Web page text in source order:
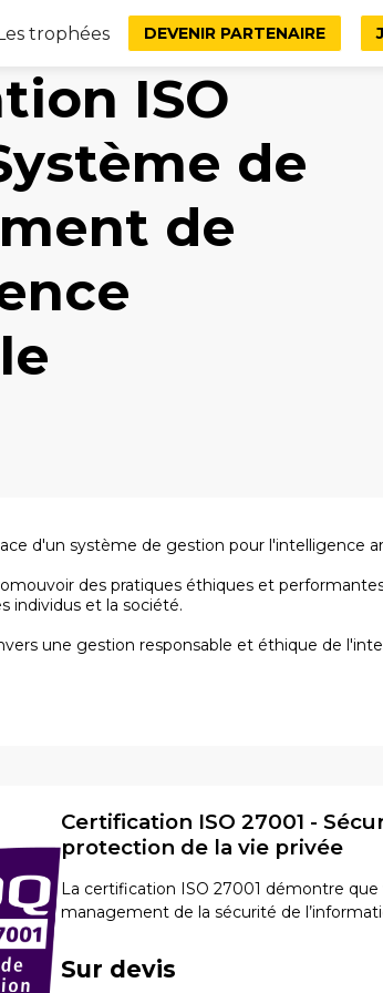
trophées DEVENIR PARTENAIRE
ISO
de
de
d'un système de gestion pour l'intelligence
des pratiques éthiques et
individus et la société.
une gestion responsable et éthique de
Certification ISO 27001 -
protection de la vie privée
La certification ISO 27001 démontre
management de la sécurité de
Sur devis